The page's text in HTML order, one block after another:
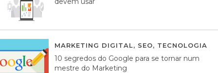
MARKETING DIGITAL, SEO, TECNOLOGIA
10 segredos do Google para se tornar num
mestre do Marketing